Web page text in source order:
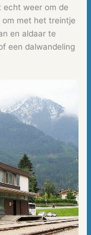
echt weer om de
om met het treintje
en aldaar te
een dalwandeling